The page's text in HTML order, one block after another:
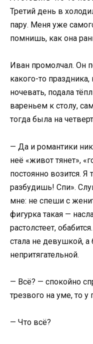
Третий день в
пару. Меня уже
помнишь, как она
Иван промолчал. Он
какого-то
ночевать, подала
вареньем к столу,
тогда была на
— Да и романтики
неё «живот тянет»,
постоянно возится.
разбудишь! Спи».
мне: не спеши с
фигурка такая —
растолстеет,
стала не девушкой, а
непритягательной.
— Всё? — спокойно
трезвого на уме, то у
— Что всё?